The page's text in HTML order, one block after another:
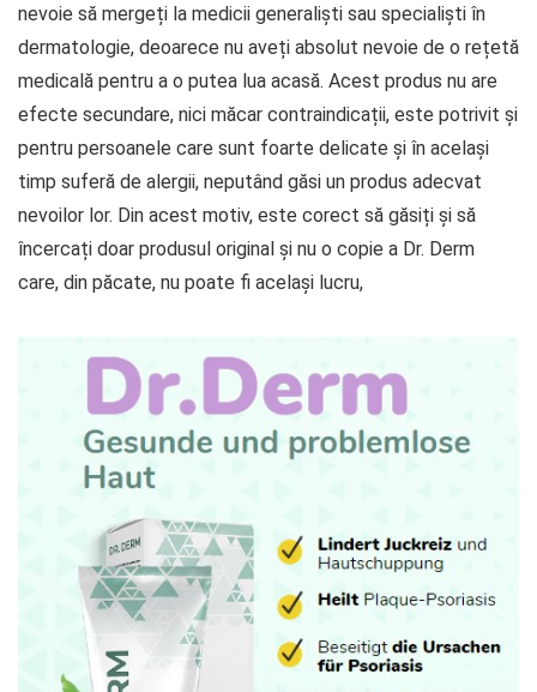
nevoie să mergeți la medicii generaliști sau specialiști în
dermatologie, deoarece nu aveți absolut nevoie de o rețetă
medicală pentru a o putea lua acasă. Acest produs nu are
efecte secundare, nici măcar contraindicații, este potrivit și
pentru persoanele care sunt foarte delicate și în același
timp suferă de alergii, neputând găsi un produs adecvat
nevoilor lor. Din acest motiv, este corect să găsiți și să
încercați doar produsul original și nu o copie a Dr. Derm
care, din păcate, nu poate fi același lucru,